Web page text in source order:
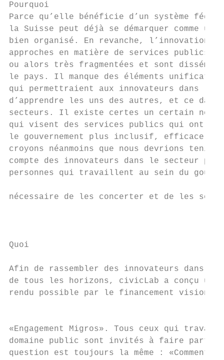
Pourquoi
Parce qu’elle bénéficie d’un système
la Suisse peut déjà se démarquer
bien organisé. En revanche, l’innovation
approches en matière de services
ou alors très fragmentées et sont
le pays. Il manque des éléments
qui permettraient aux innovateurs dans le
d’apprendre les uns des autres, et ce
secteurs. Il existe certes un certain
qui visent des services publics qui ont
le gouvernement plus inclusif, efficace et
croyons néanmoins que nous devrions tenir
compte des innovateurs dans le
personnes qui travaillent au sein du
nécessaire de les concerter et de les
Quoi
Afin de rassembler des innovateurs
de tous les horizons, civicLab a conçu un
rendu possible par le financement
«Engagement Migros». Tous ceux qui
domaine public sont invités à faire part
question est toujours la même :